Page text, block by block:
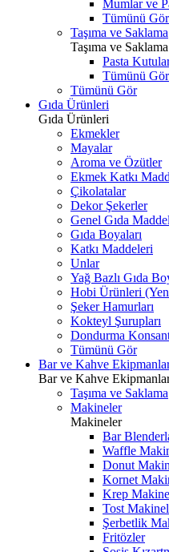
Mumlar ve
Tümünü Gör
Taşıma ve Saklama
Taşıma ve Saklama
Pasta
Tümünü Gör
Tümünü Gör
Gıda Ürünleri
Gıda Ürünleri
Ekmekler
Mayalar
Aroma ve Özütler
Ekmek Katkı
Çikolatalar
Dekor Şekerler
Genel Gıda
Gıda Boyaları
Katkı Maddeleri
Unlar
Yağ Bazlı Gıda
Hobi Ürünleri
Şeker Hamurları
Kokteyl Şurupları
Dondurma
Tümünü Gör
Bar ve Kahve
Bar ve Kahve
Taşıma ve Saklama
Makineler
Makineler
Bar
Waffle
Donut
Kornet
Krep
Tost
Şerbetlik
Fritözler